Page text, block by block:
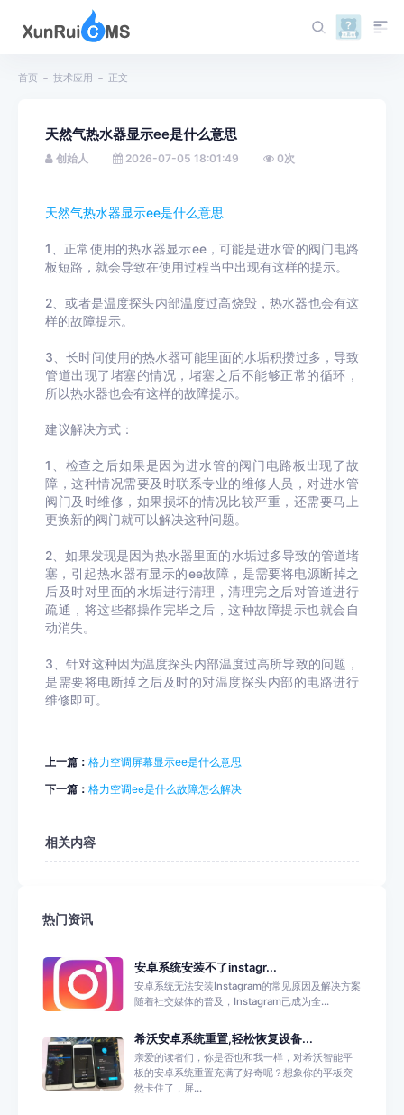
首页 技术应用 正文
天然气热水器显示ee是什么意思
创始人 2026-07-05 18:01:49 0次
天然气热水器显示ee是什么意思
1、正常使用的热水器显示ee，可能是进水管的阀门电路
板短路，就会导致在使用过程当中出现有这样的提示。
2、或者是温度探头内部温度过高烧毁，热水器也会有这
样的故障提示。
3、长时间使用的热水器可能里面的水垢积攒过多，导致
管道出现了堵塞的情况，堵塞之后不能够正常的循环，
所以热水器也会有这样的故障提示。
建议解决方式：
1、检查之后如果是因为进水管的阀门电路板出现了故
障，这种情况需要及时联系专业的维修人员，对进水管
阀门及时维修，如果损坏的情况比较严重，还需要马上
更换新的阀门就可以解决这种问题。
2、如果发现是因为热水器里面的水垢过多导致的管道堵
塞，引起热水器有显示的ee故障，是需要将电源断掉之
后及时对里面的水垢进行清理，清理完之后对管道进行
疏通，将这些都操作完毕之后，这种故障提示也就会自
动消失。
3、针对这种因为温度探头内部温度过高所导致的问题，
是需要将电断掉之后及时的对温度探头内部的电路进行
维修即可。
上一篇： 格力空调屏幕显示ee是什么意思
下一篇： 格力空调ee是什么故障怎么解决
相关内容
热门资讯
安卓系统安装不了instagr...
安卓系统无法安装Instagram的常见原因及解决方案
随着社交媒体的普及，Instagram已成为全...
希沃安卓系统重置,轻松恢复设备...
亲爱的读者们，你是否也和我一样，对希沃智能平
板的安卓系统重置充满了好奇呢？想象你的平板突
然卡住了，屏...